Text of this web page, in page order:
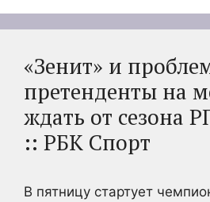
«Зенит» и
претенденты на
ждать от сезона
:: РБК Спорт
В пятницу стартует